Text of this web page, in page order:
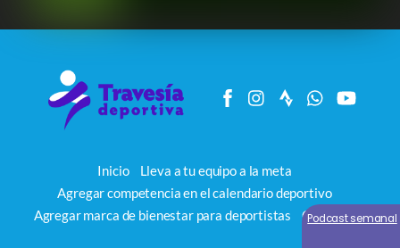
Inicio
Lleva a tu equipo a la meta
Agregar competencia en el calendario deportivo
Agregar marca de bienestar para deportistas
Contacto
Podcast semanal